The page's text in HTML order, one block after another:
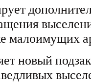
малоимущих
новый